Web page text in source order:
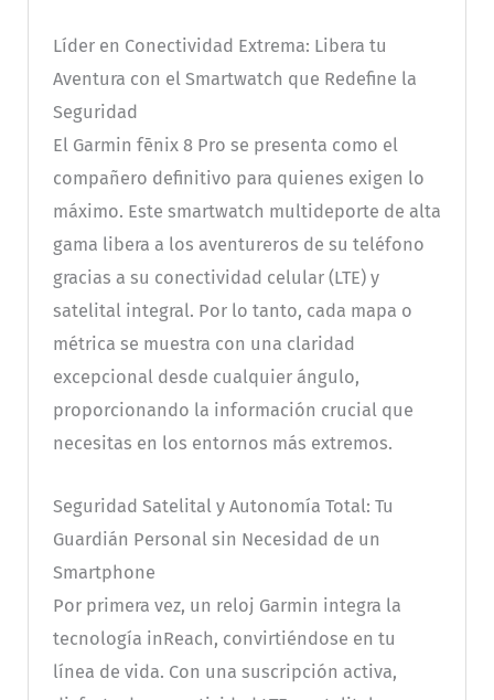
Líder en Conectividad Extrema: Libera tu
Aventura con el Smartwatch que Redefine la
Seguridad
El Garmin fēnix 8 Pro se presenta como el
compañero definitivo para quienes exigen lo
máximo. Este smartwatch multideporte de alta
gama libera a los aventureros de su teléfono
gracias a su conectividad celular (LTE) y
satelital integral. Por lo tanto, cada mapa o
métrica se muestra con una claridad
excepcional desde cualquier ángulo,
proporcionando la información crucial que
necesitas en los entornos más extremos.
Seguridad Satelital y Autonomía Total: Tu
Guardián Personal sin Necesidad de un
Smartphone
Por primera vez, un reloj Garmin integra la
tecnología inReach, convirtiéndose en tu
línea de vida. Con una suscripción activa,